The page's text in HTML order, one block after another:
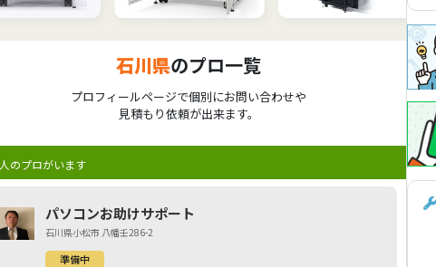
石川県のプロ一覧
プロフィールページで個別にお問い合わせや
見積もり依頼が出来ます。
人のプロがいます
パソコンお助けサポート
石川県小松市 八幡壬286-2
準備中